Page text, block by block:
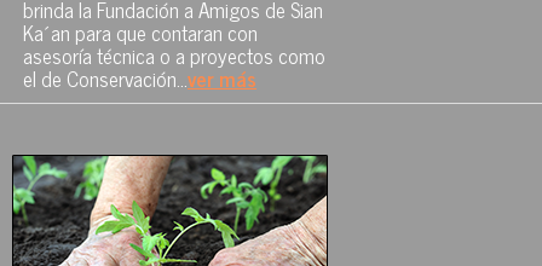
brinda la Fundación a Amigos de Sian
Ka´an para que contaran con
asesoría técnica o a proyectos como
el de Conservación...ver más